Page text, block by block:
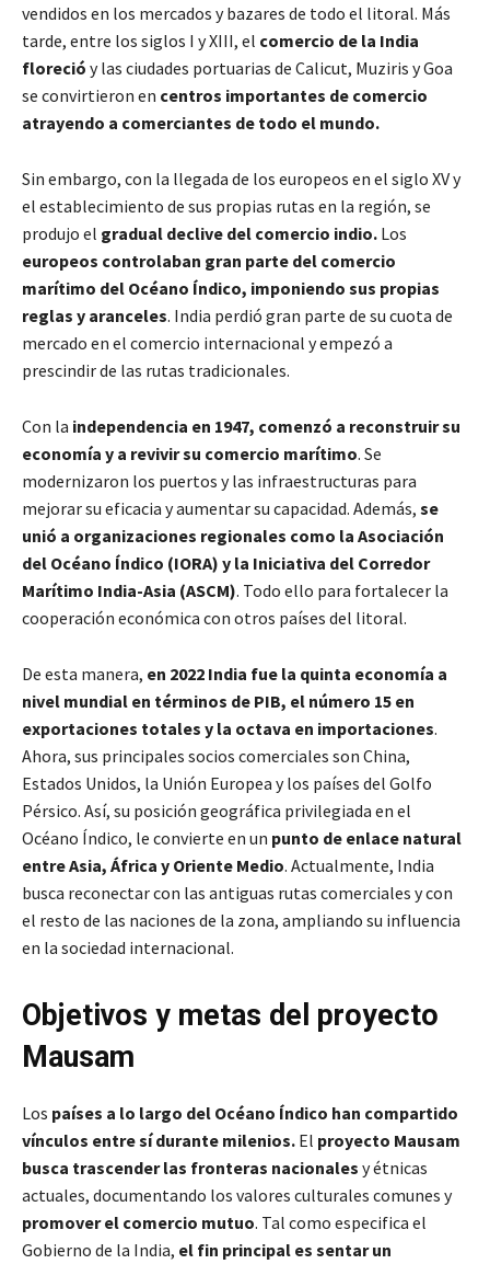
vendidos en los mercados y bazares de todo el litoral. Más
tarde, entre los siglos I y XIII, el comercio de la India
floreció y las ciudades portuarias de Calicut, Muziris y Goa
se convirtieron en centros importantes de comercio
atrayendo a comerciantes de todo el mundo.
Sin embargo, con la llegada de los europeos en el siglo XV y
el establecimiento de sus propias rutas en la región, se
produjo el gradual declive del comercio indio. Los
europeos controlaban gran parte del comercio
marítimo del Océano Índico, imponiendo sus propias
reglas y aranceles. India perdió gran parte de su cuota de
mercado en el comercio internacional y empezó a
prescindir de las rutas tradicionales.
Con la independencia en 1947, comenzó a reconstruir su
economía y a revivir su comercio marítimo. Se
modernizaron los puertos y las infraestructuras para
mejorar su eficacia y aumentar su capacidad. Además, se
unió a organizaciones regionales como la Asociación
del Océano Índico (IORA) y la Iniciativa del Corredor
Marítimo India-Asia (ASCM). Todo ello para fortalecer la
cooperación económica con otros países del litoral.
De esta manera, en 2022 India fue la quinta economía a
nivel mundial en términos de PIB, el número 15 en
exportaciones totales y la octava en importaciones.
Ahora, sus principales socios comerciales son China,
Estados Unidos, la Unión Europea y los países del Golfo
Pérsico. Así, su posición geográfica privilegiada en el
Océano Índico, le convierte en un punto de enlace natural
entre Asia, África y Oriente Medio. Actualmente, India
busca reconectar con las antiguas rutas comerciales y con
el resto de las naciones de la zona, ampliando su influencia
en la sociedad internacional.
Objetivos y metas del proyecto
Mausam
Los países a lo largo del Océano Índico han compartido
vínculos entre sí durante milenios. El proyecto Mausam
busca trascender las fronteras nacionales y étnicas
actuales, documentando los valores culturales comunes y
promover el comercio mutuo. Tal como especifica el
Gobierno de la India, el fin principal es sentar un